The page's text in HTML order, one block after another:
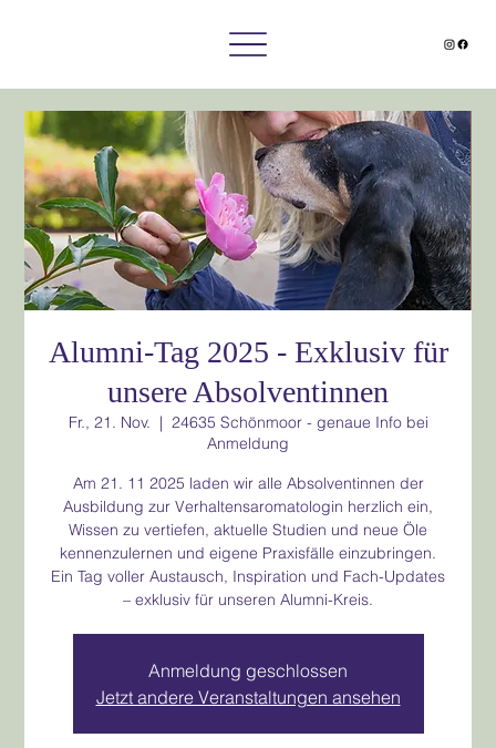
Alumni-Tag 2025 - Exklusiv für
unsere Absolventinnen
Fr., 21. Nov.
  |
24635 Schönmoor - genaue Info bei
Anmeldung
Am 21. 11 2025 laden wir alle Absolventinnen der
Ausbildung zur Verhaltensaromatologin herzlich ein,
Wissen zu vertiefen, aktuelle Studien und neue Öle
kennenzulernen und eigene Praxisfälle einzubringen.
Ein Tag voller Austausch, Inspiration und Fach-Updates
– exklusiv für unseren Alumni-Kreis.
Anmeldung geschlossen
Jetzt andere Veranstaltungen ansehen